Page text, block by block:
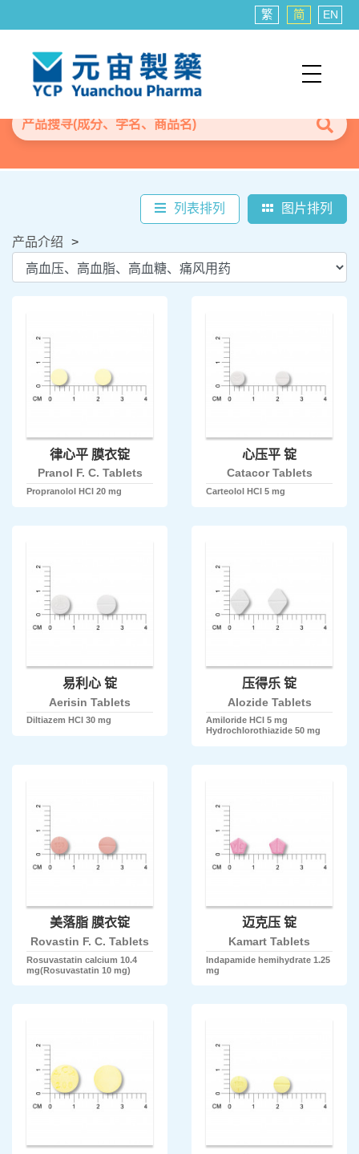
繁 简 EN
列表排列 图片排列
产品介绍 >
律心平 膜衣锭
Pranol F. C. Tablets
Propranolol HCl 20 mg
心压平 锭
Catacor Tablets
Carteolol HCl 5 mg
易利心 锭
Aerisin Tablets
Diltiazem HCl 30 mg
压得乐 锭
Alozide Tablets
Amiloride HCl 5 mg
Hydrochlorothiazide 50 mg
美落脂 膜衣锭
Rovastin F. C. Tablets
Rosuvastatin calcium 10.4
mg(Rosuvastatin 10 mg)
迈克压 锭
Kamart Tablets
Indapamide hemihydrate 1.25
mg